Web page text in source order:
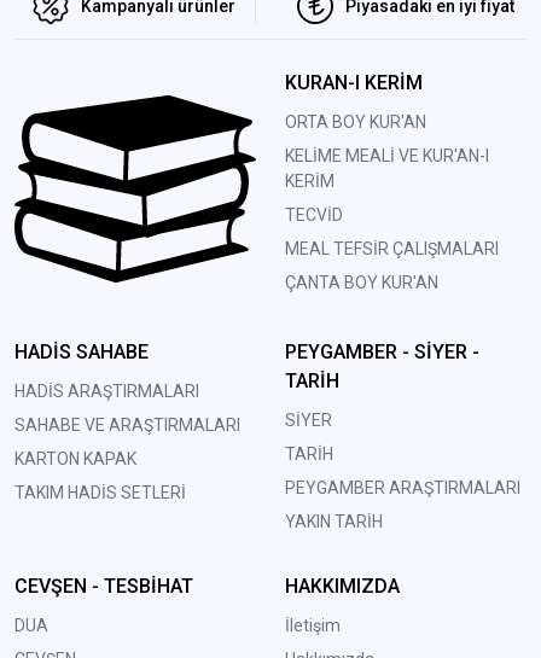
Kampanyalı ürünler Piyasadaki en iyi fiyat
KURAN-I KERİM
ORTA BOY KUR'AN
KELİME MEALİ VE KUR'AN-I
KERİM
TECVİD
MEAL TEFSİR ÇALIŞMALARI
ÇANTA BOY KUR'AN
HADİS SAHABE
HADİS ARAŞTIRMALARI
SAHABE VE ARAŞTIRMALARI
KARTON KAPAK
TAKIM HADİS SETLERİ
PEYGAMBER - SİYER -
TARİH
SİYER
TARİH
PEYGAMBER ARAŞTIRMALARI
YAKIN TARİH
CEVŞEN - TESBİHAT
DUA
HAKKIMIZDA
İletişim